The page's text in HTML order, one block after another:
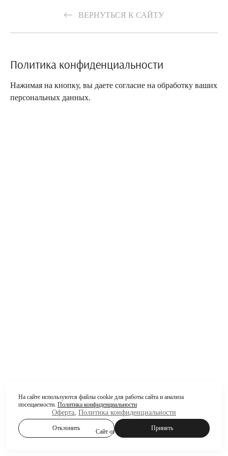
ВЕРНУТЬСЯ К САЙТУ
Политика конфиденциальности
Нажимая на кнопку, вы даете согласие на обработку ваших
персональных данных.
Оферта, Политика конфиденциальности
Сайт от
На сайте используются файлы cookie для работы сайта и анализа
посещаемости. Политика конфиденциальности
Отклонить Принять